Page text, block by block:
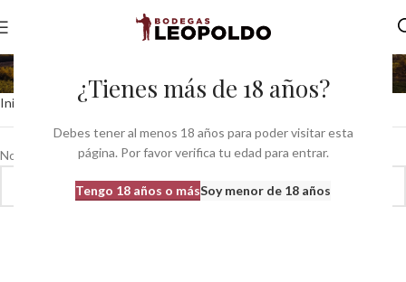
¿Tienes más de 18 años?
Debes tener al menos 18 años para poder visitar esta
página. Por favor verifica tu edad para entrar.
Tengo 18 años o másSoy menor de 18 años
fruta de la pasión
Inicio Productos etiquetados “fruta de la pasión”
No se han encontrado productos que coincidan con tu selección.